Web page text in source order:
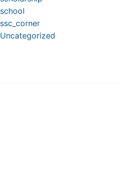
school
ssc_corner
Uncategorized